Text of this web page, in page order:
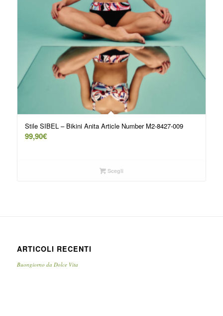
Stile SIBEL – Bikini Anita Article Number M2-8427-009
99,90€
Scegli
ARTICOLI RECENTI
Buongiorno da Dolce Vita